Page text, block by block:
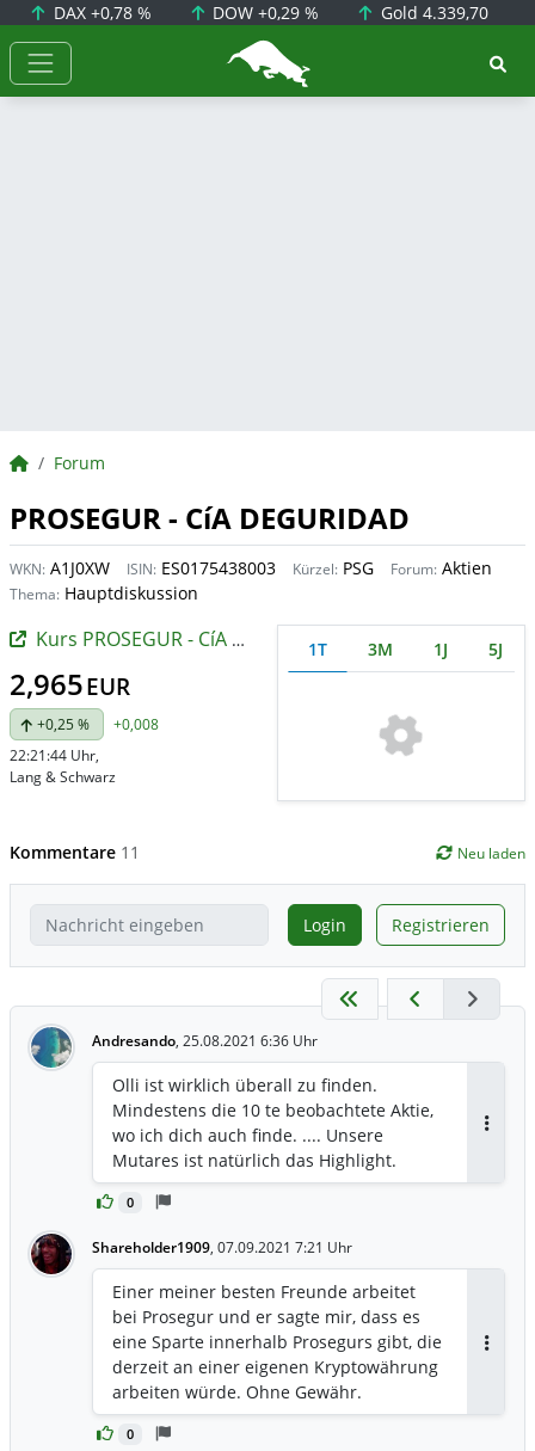
DAX +0,78 % DOW+0,29 % Gold 4.339,70
BörsenNEWS.de
BörsenNEWS.de
Forum
PROSEGUR - CíA DEGURIDAD
WKN: A1J0XW ISIN: ES0175438003 Kürzel: PSG Forum: Aktien
Thema: Hauptdiskussion
Kurs PROSEGUR - CíA DEGURIDAD
2,965EUR
+0,25 %
+0,008
22:21:44 Uhr,
Lang & Schwarz
1T 3M 1J 5J
Kommentare 11 Neu laden
Login Registrieren
Andresando, 25.08.2021 6:36 Uhr
0
Olli ist wirklich überall zu finden.
Mindestens die 10 te beobachtete Aktie,
wo ich dich auch finde. .... Unsere
Mutares ist natürlich das Highlight.
Shareholder1909, 07.09.2021 7:21 Uhr
0
Einer meiner besten Freunde arbeitet
bei Prosegur und er sagte mir, dass es
eine Sparte innerhalb Prosegurs gibt, die
derzeit an einer eigenen Kryptowährung
arbeiten würde. Ohne Gewähr.